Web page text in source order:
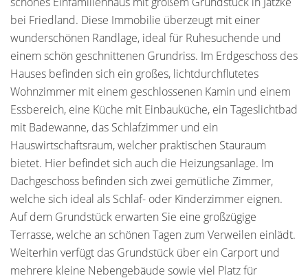
bei Friedland. Diese Immobilie überzeugt mit einer
wunderschönen Randlage, ideal für Ruhesuchende und
einem schön geschnittenen Grundriss. Im Erdgeschoss des
Hauses befinden sich ein großes, lichtdurchflutetes
Wohnzimmer mit einem geschlossenen Kamin und einem
Essbereich, eine Küche mit Einbauküche, ein Tageslichtbad
mit Badewanne, das Schlafzimmer und ein
Hauswirtschaftsraum, welcher praktischen Stauraum
bietet. Hier befindet sich auch die Heizungsanlage. Im
Dachgeschoss befinden sich zwei gemütliche Zimmer,
welche sich ideal als Schlaf- oder Kinderzimmer eignen.
Auf dem Grundstück erwarten Sie eine großzügige
Terrasse, welche an schönen Tagen zum Verweilen einlädt.
Weiterhin verfügt das Grundstück über ein Carport und
mehrere kleine Nebengebäude sowie viel Platz für